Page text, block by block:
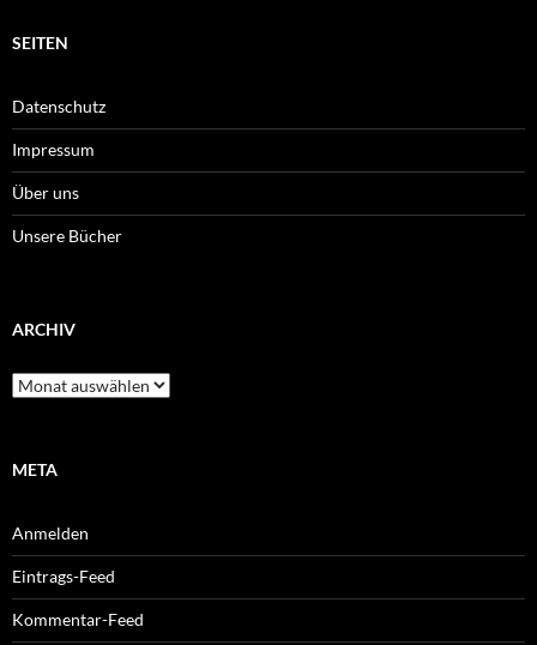
SEITEN
Datenschutz
Impressum
Über uns
Unsere Bücher
ARCHIV
Archiv
META
Anmelden
Eintrags-Feed
Kommentar-Feed